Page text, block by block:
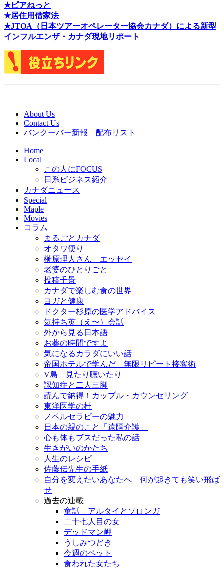
★ピアねっと
★居住用借家法
★JTOA（日本ツアーオペレーター協会カナダ）による新型
インフルエンザ・カナダ現地リポート
About Us
Contact Us
バンクーバー新報 配布リスト
Home
Local
この人にFOCUS
日系ビジネス紹介
カナダニュース
Special
Maple
Movies
コラム
まるごとカナダ
オタワ便り
榊原理人さん エッセイ
老婆のひとりごと
投稿千景
カナダで楽しむ食の世界
ヨガと健康
ドクター杉原の医学アドバイス
気持ち英（え〜）会話
外から見る日本語
お薬の時間ですよ
気になるカラダにいい話
帝国ホテルで学んだ 無限リピート接客術
V島 見たり聴いたり
認知症と二人三脚
読んで納得！カップル・カウンセリング
東洋医学の杜
ノベルセラピーの魅力
日本の親のこと「遠隔介護」
心も体もブスだった私の話
生きがいのかたち
人生のレシピ
佐藤伝先生の手紙
自分を変えたいあなたへ 何が起きても笑い飛ば
せ
過去の連載
童話 アルタイとソロンガ
二十七人目の女
デッドマン岬
うしみつどき
今週のペット
食われた女たち